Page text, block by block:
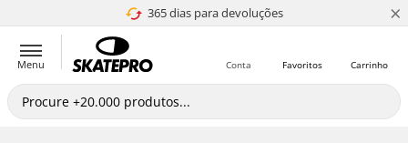
365 dias para devoluções
4.8 de 5 ×
Menu Carrinho
Favoritos
Conta